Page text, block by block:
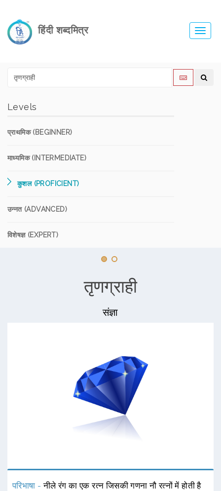
हिंदी शब्दमित्र
Levels
प्राथमिक (BEGINNER)
माध्यमिक (INTERMEDIATE)
कुशल (PROFICIENT)
उन्नत (ADVANCED)
विशेषज्ञ (EXPERT)
तृणग्राही
संज्ञा
परिभाषा -नीले रंग का एक रत्न जिसकी गणना नौ रत्नों में होती है